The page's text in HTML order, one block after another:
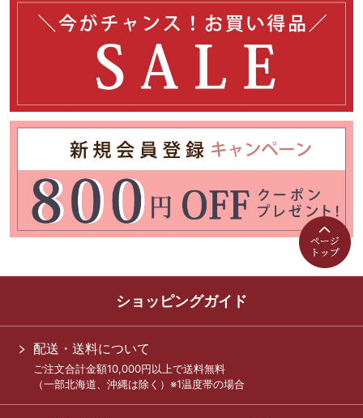
ショッピングガイド
配送・送料について
ご注文合計金額10,000円以上で送料無料
（一部北海道、沖縄は除く）※1温度帯の場合